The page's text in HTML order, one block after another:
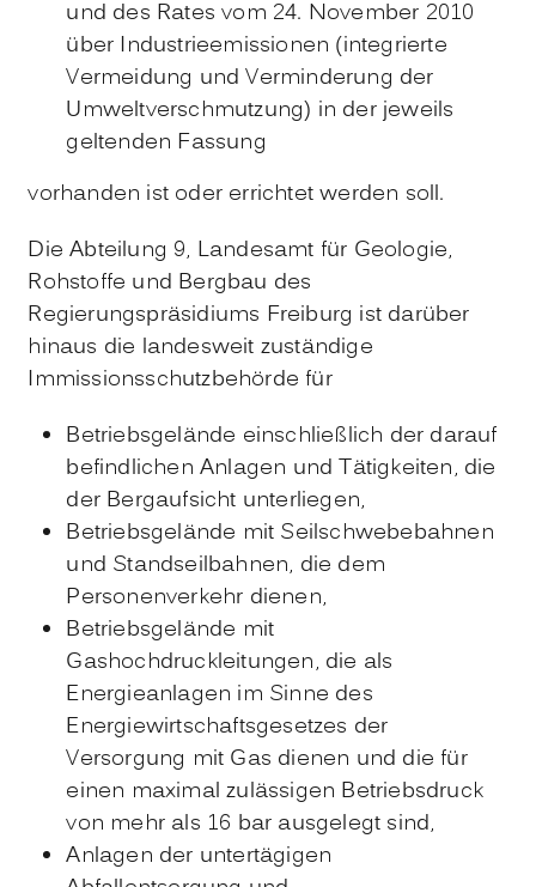
und des Rates vom 24. November 2010
über Industrieemissionen (integrierte
Vermeidung und Verminderung der
Umweltverschmutzung) in der jeweils
geltenden Fassung
vorhanden ist oder errichtet werden soll.
Die Abteilung 9, Landesamt für Geologie,
Rohstoffe und Bergbau des
Regierungspräsidiums Freiburg ist darüber
hinaus die landesweit zuständige
Immissionsschutzbehörde für
Betriebsgelände einschließlich der darauf
befindlichen Anlagen und Tätigkeiten, die
der Bergaufsicht unterliegen,
Betriebsgelände mit Seilschwebebahnen
und Standseilbahnen, die dem
Personenverkehr dienen,
Betriebsgelände mit
Gashochdruckleitungen, die als
Energieanlagen im Sinne des
Energiewirtschaftsgesetzes der
Versorgung mit Gas dienen und die für
einen maximal zulässigen Betriebsdruck
von mehr als 16 bar ausgelegt sind,
Anlagen der untertägigen